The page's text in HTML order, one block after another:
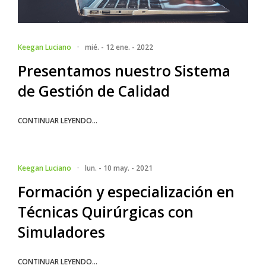
Keegan Luciano · mié. - 12 ene. - 2022
Presentamos nuestro Sistema
de Gestión de Calidad
CONTINUAR LEYENDO...
Keegan Luciano · lun. - 10 may. - 2021
Formación y especialización en
Técnicas Quirúrgicas con
Simuladores
CONTINUAR LEYENDO...